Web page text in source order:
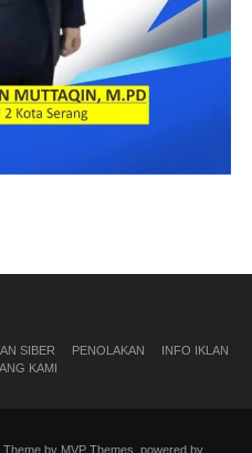
SIBER PENOLAKAN
INFO IKLAN
KAMI
by MVP Themes, powered by